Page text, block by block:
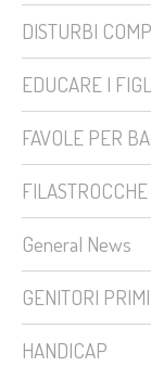
DISTURBI
EDUCARE I
FAVOLE PER
General News
GENITORI
HANDICAP